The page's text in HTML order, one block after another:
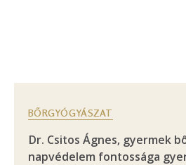
BŐRGYÓGYÁSZAT
Dr. Csitos Ágnes, gyermek
napvédelem fontossága